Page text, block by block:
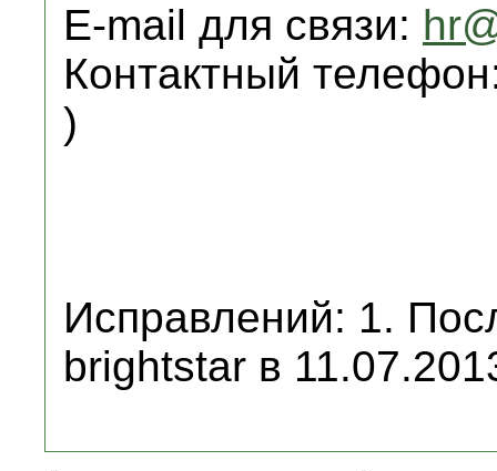
E-mail для связи:
Контактный
)
Исправлений: 1.
brightstar в